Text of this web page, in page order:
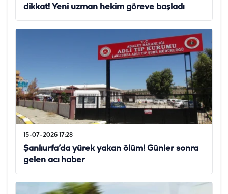
dikkat! Yeni uzman hekim göreve başladı
15-07-2026 17:28
Şanlıurfa’da yürek yakan ölüm! Günler sonra
gelen acı haber